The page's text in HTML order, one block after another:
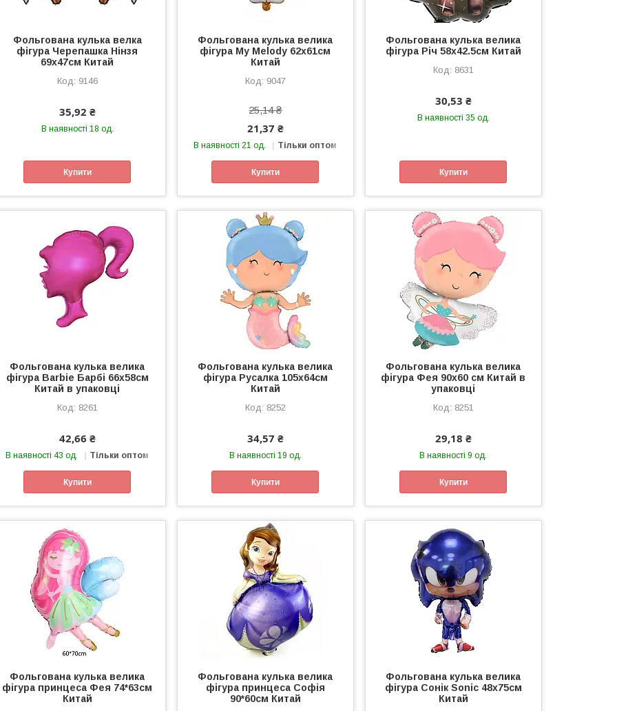
Фольгована кулька велка
фігура Черепашка Нінзя
69х47см Китай
9146
35,92 ₴
В наявності 18 од.
Купити
Фольгована кулька велика
фігура My Melody 62х61см
Китай
9047
25,14 ₴
21,37 ₴
В наявності 21 од. Тільки оптом
Купити
Фольгована кулька велика
фігура Річ 58х42.5см Китай
8631
30,53 ₴
В наявності 35 од.
Купити
Фольгована кулька велика
фігура Barbie Барбі 66х58см
Китай в упаковці
8261
42,66 ₴
В наявності 43 од. Тільки оптом
Купити
Фольгована кулька велика
фігура Русалка 105х64см
Китай
8252
34,57 ₴
В наявності 19 од.
Купити
Фольгована кулька велика
фігура Фея 90х60 см Китай в
упаковці
8251
29,18 ₴
В наявності 9 од.
Купити
Фольгована кулька велика
фігура принцеса Фея 74*63см
Китай
Фольгована кулька велика
фігура принцеса Софія
90*60см Китай
Фольгована кулька велика
фігура Сонік Soniс 48х75см
Китай